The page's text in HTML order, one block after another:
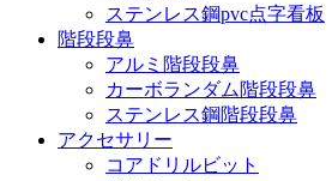
ステンレス鋼pvc点字看板
階段段鼻
アルミ階段段鼻
カーボランダム階段段鼻
ステンレス鋼階段段鼻
アクセサリー
コアドリルビット